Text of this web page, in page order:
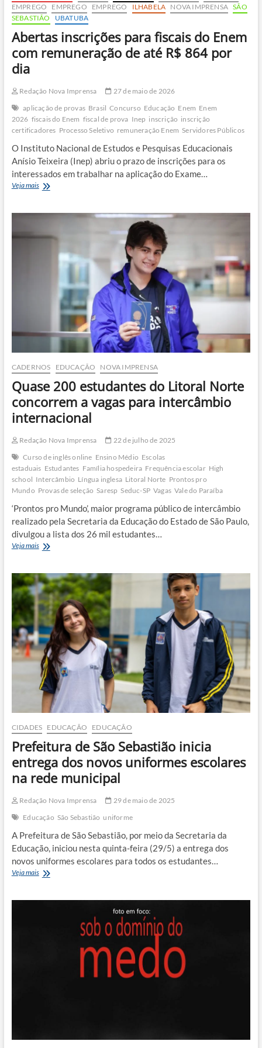
EMPREGO
EMPREGO EMPREGO ILHABELA NOVA IMPRENSA SÃO
SEBASTIÃO
UBATUBA
Abertas inscrições para fiscais do Enem
com remuneração de até R$ 864 por
dia
Redação Nova Imprensa
27 de maio de 2026
aplicação de provas Brasil Concurso Educação Enem Enem
2026 fiscais do Enem fiscal de prova Inep inscrição inscrição
certificadores Processo Seletivo remuneração Enem Servidores Públicos
O Instituto Nacional de Estudos e Pesquisas Educacionais
Anísio Teixeira (Inep) abriu o prazo de inscrições para os
interessados em trabalhar na aplicação do Exame…
Veja maisAbertas
Enem
remuneração
CADERNOS EDUCAÇÃO NOVA IMPRENSA
Quase 200 estudantes do Litoral Norte
concorrem a vagas para intercâmbio
internacional
Redação Nova Imprensa
22 de julho de 2025
Curso de inglês online Ensino Médio Escolas
estaduais Estudantes Família hospedeira Frequência escolar High
school Intercâmbio Língua inglesa Litoral Norte Prontos pro
Mundo Provas de seleção Saresp Seduc-SP Vagas Vale do Paraíba
‘Prontos pro Mundo’, maior programa público de intercâmbio
realizado pela Secretaria da Educação do Estado de São Paulo,
divulgou a lista dos 26 mil estudantes…
Veja maisQuase
do
Litoral
Norte
concorrem
vagas
para
intercâmbio
internacional
CIDADES EDUCAÇÃO EDUCAÇÃO
Prefeitura de São Sebastião inicia
entrega dos novos uniformes escolares
na rede municipal
Redação Nova Imprensa
29 de maio de 2025
Educação São Sebastião uniforme
A Prefeitura de São Sebastião, por meio da Secretaria da
Educação, iniciou nesta quinta-feira (29/5) a entrega dos
novos uniformes escolares para todos os estudantes…
Veja maisPrefeitura